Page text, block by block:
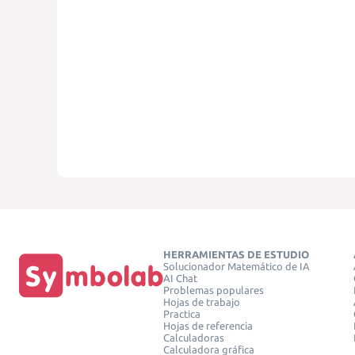
HERRAMIENTAS DE ESTUDIO
Solucionador Matemático de IA
AI Chat
Problemas populares
Hojas de trabajo
Practica
Hojas de referencia
Calculadoras
Calculadora gráfica